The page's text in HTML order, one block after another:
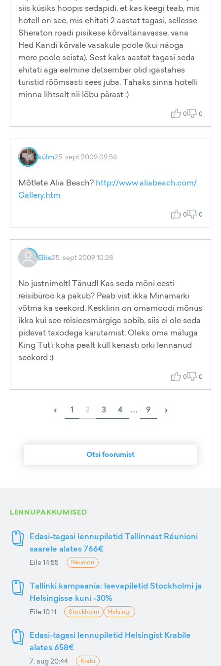
siis küsiks hoopis sedapidi, et kas keegi teab, mis
hotell on see, mis ehitati 2 aastat tagasi, sellesse
Sheraton roadi pisikese kõrvaltänavasse, vana
Hed Kandi kõrvale vasakule poole (kui näoga
mere poole seista). Sest kaks aastat tagasi seda
ehitati aga eelmine detsember olid igastahes
turistid rõõmsasti sees juba. Tahaks sinna hotelli
minna lihtsalt nii lõbu pärast :)
0 0
külm25. sept 2009 09:56
Mõtlete Alia Beach? http://www.aliabeach.com/
Gallery.htm
0 0
Ellie25. sept 2009 10:28
No justnimelt! Tänud! Kas seda mõni eesti
reisibüroo ka pakub? Peab vist ikka Minamarki
võtma ka seekord. Kesklinn on omamoodi mõnus
ikka kui see reisieesmärgiga sobib, siis ei ole seda
pidevat taxodega kärutamist. Oleks oma mäluga
King Tut'i koha pealt küll kenasti orki lennanud
seekord :)
0 0
‹ 1 2 3 4 ... 9 ›
Otsi foorumist
LENNUPAKKUMISED
Edasi-tagasi lennupiletid Tallinnast Réunioni
saarele alates 766€
Eile 14:55 Reunion
Tallinki kampaania: laevapiletid Stockholmi ja
Helsingisse kuni -30%
Eile 10:11 Stockholm Helsingi
Edasi-tagasi lennupiletid Helsingist Krabile
alates 658€
7. aug 20:44 Krabi